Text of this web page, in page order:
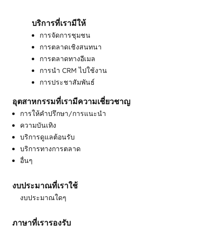
บริการที่เรามีให้
การจัดการชุมชน
การตลาดเชิงสนทนา
การตลาดทางอีเมล
การนำ CRM ไปใช้งาน
การประชาสัมพันธ์
การเปิดใช้งานการขาย
การผสานการทำงาน API แบบกำหนดเอง
การฝึกสอนและการฝึกอบรมด้านการขาย
การฝึกอบรมการสนับสนุนลูกค้า
การฝึกอบรมความสำเร็จของลูกค้า
การพัฒนาฐานความรู้
การสร้างแบรนด์
การโอนย้าย CRM
แบบสำรวจและการวิเคราะห์ลูกค้า
อุตสาหกรรมที่เรามีความเชี่ยวชาญ
การให้คำปรึกษา/การแนะนำ
ความบันเทิง
บริการดูแลต้อนรับ
บริการทางการตลาด
อื่นๆ
งบประมาณที่เราใช้
งบประมาณใดๆ
ภาษาที่เรารองรับ